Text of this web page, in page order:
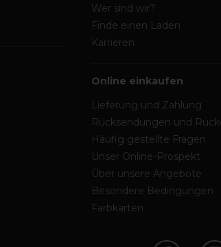
Wer sind wir?
Finde einen Laden
Karrieren
Online einkaufen
Lieferung und Zahlung
Rücksendungen und
Häufig gestellte Fragen
Unser Online-Prospekt
Über unsere Angebote
Besondere Bedingungen
Farbkarten